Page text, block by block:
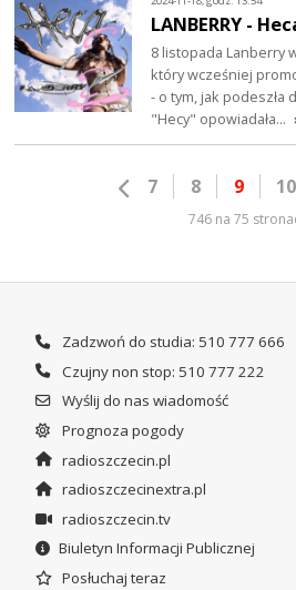
LANBERRY -
8 listopada Lanberry
który wcześniej
- o tym, jak
"Hecy" opowiadała…
7 8 9 10
746 na 75
Zadzwoń do studia: 510 777 666
Czujny non stop: 510 777 222
Wyślij do nas wiadomość
Prognoza pogody
radioszczecin.pl
radioszczecinextra.pl
radioszczecin.tv
Biuletyn Informacji Publicznej
Posłuchaj teraz